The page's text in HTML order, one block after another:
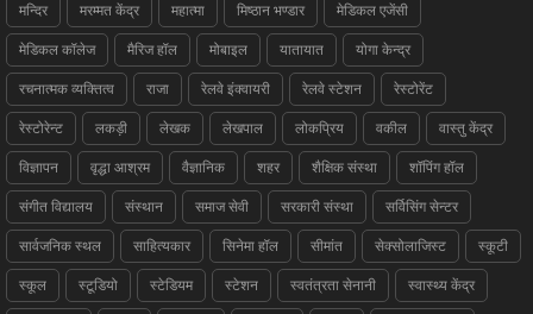
मन्दिर मरम्मत केंद्र महात्मा मिष्ठान भण्डार मेडिकल एजेंसी
मेडिकल कॉलेज मैरिज हॉल मोबाइल यातायात योगा केन्द्र
रचनात्मक व्यक्तित्व राजा रेलवे इंक्वायरी रेलवे स्टेशन रेस्टोरेंट
रेस्टोरेन्ट लकड़ी लेखक लेखपाल लोकप्रिय वकील वास्तु केंद्र
विज्ञापन वृद्धा आश्रम वैज्ञानिक शहर शैक्षिक संस्था शॉपिंग हॉल
संगीत विद्यालय संस्थान समाज सेवी सरकारी संस्था सर्विसिंग सेन्टर
सार्वजनिक स्थल साहित्यकार सिनेमा हॉल सीमांत सेक्सोलाजिस्ट स्कूटी
स्कूल स्टूडियो स्टेडियम स्टेशन स्वतंत्रता सेनानी स्वास्थ्य केंद्र